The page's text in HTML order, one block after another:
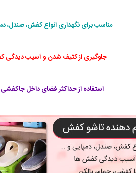
مناسب برای نگهداری انواع کفش، صندل،
جلوگیری از کثیف شدن و آسیب دیدگی
استفاده از حداکثر فضای داخل جاکفشی